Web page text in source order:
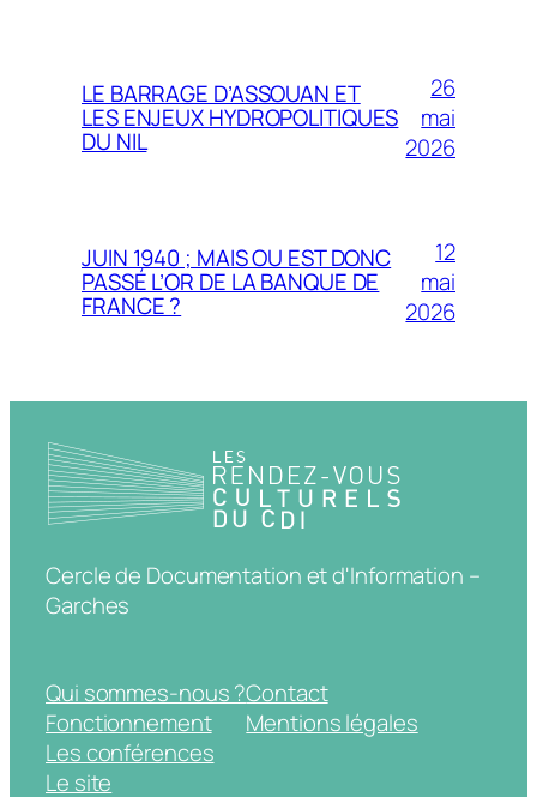
LE BARRAGE D’ASSOUAN ET
LES ENJEUX HYDROPOLITIQUES
DU NIL
26
mai
2026
JUIN 1940 ; MAIS OU EST DONC
PASSÉ L’OR DE LA BANQUE DE
FRANCE ?
12
mai
2026
Cercle de Documentation et d'Information –
Garches
Qui sommes-nous ?
Fonctionnement
Les conférences
Le site
Contact
Mentions légales